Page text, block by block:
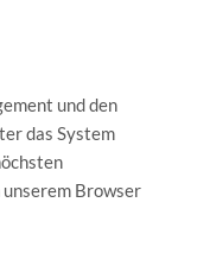
und den
das System
Browser